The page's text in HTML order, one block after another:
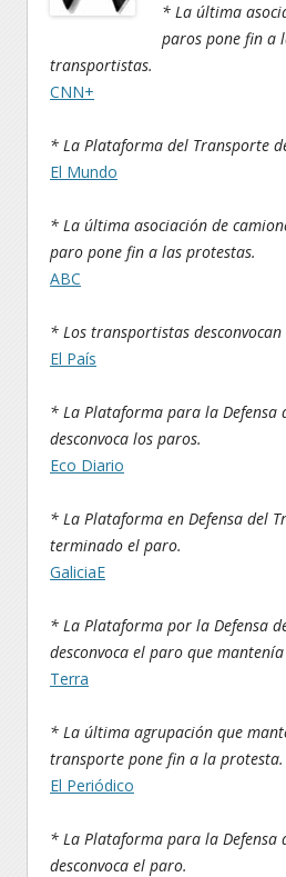
* La última
paros pone fin a
transportistas.
CNN+
* La Plataforma del Transporte
El Mundo
* La última asociación de
paro pone fin a las protestas.
ABC
* Los transportistas
El País
* La Plataforma para la Defensa
desconvoca los paros.
Eco Diario
* La Plataforma en Defensa del
terminado el paro.
GaliciaE
* La Plataforma por la Defensa
desconvoca el paro que
Terra
* La última agrupación que
transporte pone fin a la protesta.
El Periódico
* La Plataforma para la Defensa
desconvoca el paro.